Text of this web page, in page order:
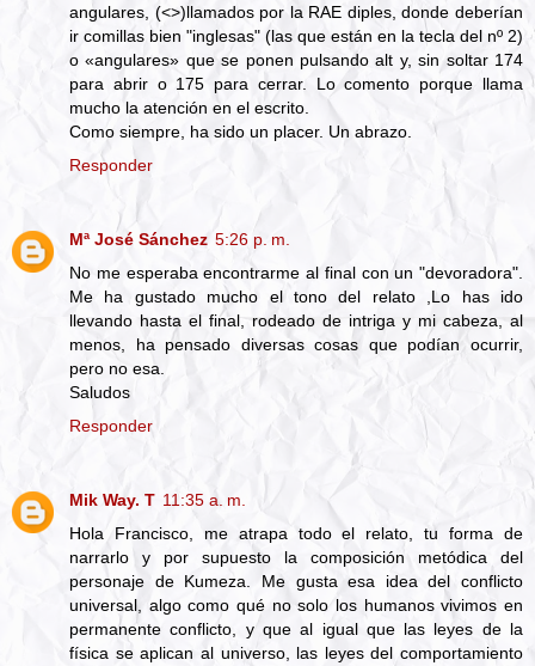
angulares, (<>)llamados por la RAE diples, donde deberían
ir comillas bien "inglesas" (las que están en la tecla del nº 2)
o «angulares» que se ponen pulsando alt y, sin soltar 174
para abrir o 175 para cerrar. Lo comento porque llama
mucho la atención en el escrito.
Como siempre, ha sido un placer. Un abrazo.
Responder
Mª José Sánchez 5:26 p. m.
No me esperaba encontrarme al final con un "devoradora".
Me ha gustado mucho el tono del relato ,Lo has ido
llevando hasta el final, rodeado de intriga y mi cabeza, al
menos, ha pensado diversas cosas que podían ocurrir,
pero no esa.
Saludos
Responder
Mik Way. T 11:35 a. m.
Hola Francisco, me atrapa todo el relato, tu forma de
narrarlo y por supuesto la composición metódica del
personaje de Kumeza. Me gusta esa idea del conflicto
universal, algo como qué no solo los humanos vivimos en
permanente conflicto, y que al igual que las leyes de la
física se aplican al universo, las leyes del comportamiento